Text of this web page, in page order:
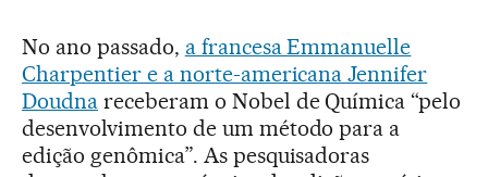
No ano passado, a francesa Emmanuelle
Charpentier e a norte-americana Jennifer
Doudnareceberam o Nobel de Química “pelo
desenvolvimento de um método para a
edição genômica”. As pesquisadoras